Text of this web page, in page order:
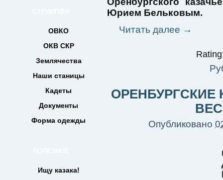
ОВКО
ОКВ СКР
Землячества
Наши станицы
Кадеты
Документы
Форма одежды
Ищу казака!
Юрием Бельковым.
Читать далее →
ОРЕНБУРГСКИЕ
Опубликовано